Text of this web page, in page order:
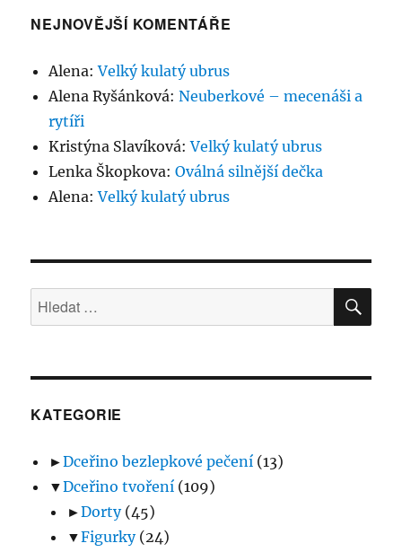
NEJNOVĚJŠÍ KOMENTÁŘE
Alena:Velký kulatý ubrus
Alena Ryšánková:Neuberkové – mecenáši a
rytíři
Kristýna Slavíková:Velký kulatý ubrus
Lenka Škopkova:Oválná silnější dečka
Alena:Velký kulatý ubrus
Hledat:
KATEGORIE
►Dceřino bezlepkové pečení (13)
▼Dceřino tvoření (109)
►Dorty(45)
▼Figurky(24)